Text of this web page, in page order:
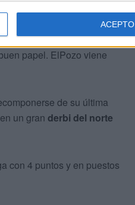
ACEPTO
está ‘in crescendo’.
papel. ElPozo viene
de su última
en un gran derbi del norte
con 4 puntos y en puestos